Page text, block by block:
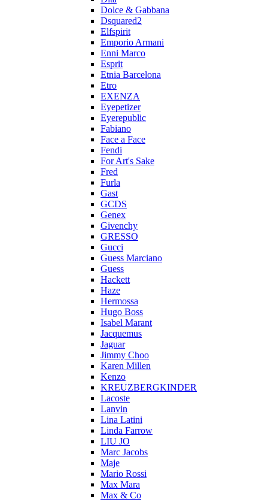
Dolce & Gabbana
Dsquared2
Elfspirit
Emporio Armani
Enni Marco
Esprit
Etnia Barcelona
Etro
EXENZA
Eyepetizer
Eyerepublic
Fabiano
Face a Face
Fendi
For Art's Sake
Fred
Furla
Gast
GCDS
Genex
Givenchy
GRESSO
Gucci
Guess Marciano
Guess
Hackett
Haze
Hermossa
Hugo Boss
Isabel Marant
Jacquemus
Jaguar
Jimmy Choo
Karen Millen
Kenzo
KREUZBERGKINDER
Lacoste
Lanvin
Lina Latini
Linda Farrow
LIU JO
Marc Jacobs
Maje
Mario Rossi
Max Mara
Max & Co